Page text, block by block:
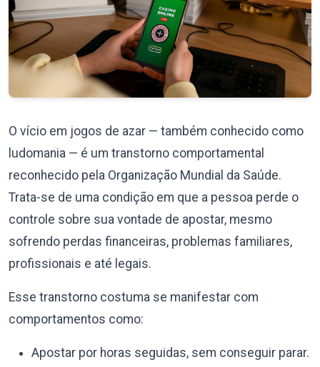
O vício em jogos de azar — também conhecido como
ludomania — é um transtorno comportamental
reconhecido pela Organização Mundial da Saúde.
Trata-se de uma condição em que a pessoa perde o
controle sobre sua vontade de apostar, mesmo
sofrendo perdas financeiras, problemas familiares,
profissionais e até legais.
Esse transtorno costuma se manifestar com
comportamentos como:
Apostar por horas seguidas, sem conseguir parar.